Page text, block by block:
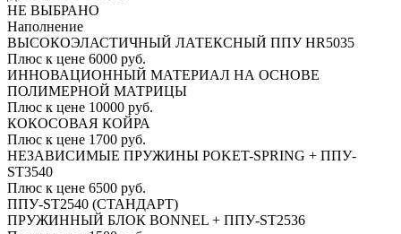
НЕ ВЫБРАНО
Наполнение
ВЫСОКОЭЛАСТИЧНЫЙ ЛАТЕКСНЫЙ ППУ HR5035
Плюс к цене 6000 руб.
ИННОВАЦИОННЫЙ МАТЕРИАЛ НА ОСНОВЕ
ПОЛИМЕРНОЙ МАТРИЦЫ
Плюс к цене 10000 руб.
КОКОСОВАЯ КОЙРА
Плюс к цене 1700 руб.
НЕЗАВИСИМЫЕ ПРУЖИНЫ POKET-SPRING + ППУ-
ST3540
Плюс к цене 6500 руб.
ППУ-ST2540 (СТАНДАРТ)
ПРУЖИННЫЙ БЛОК BONNEL + ППУ-ST2536